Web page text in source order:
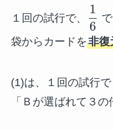
１回の試行で、
1
6
袋からカードを非復
(1)は、１回の試行
「Ｂが選ばれて３の